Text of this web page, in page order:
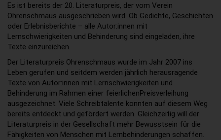
Es ist bereits der 20. Literaturpreis, der vom Verein
Ohrenschmaus ausgeschrieben wird. Ob Gedichte, Geschichten
oder Erlebnisberichte – alle Autor:innen mit
Lernschwierigkeiten und Behinderung sind eingeladen, ihre
Texte einzureichen.
Der Literaturpreis Ohrenschmaus wurde im Jahr 2007 ins
Leben gerufen und seitdem werden jährlich herausragende
Texte von Autor:innen mit Lernschwierigkeiten und
Behinderung im Rahmen einer feierlichenPreisverleihung
ausgezeichnet. Viele Schreibtalente konnten auf diesem Weg
bereits entdeckt und gefördert werden. Gleichzeitig will der
Literaturpreis in der Gesellschaft mehr Bewusstsein für die
Fähigkeiten von Menschen mit Lernbehinderungen schaffen.